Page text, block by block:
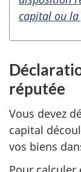
capital ou
réputée
Vous devez
capital
vos biens